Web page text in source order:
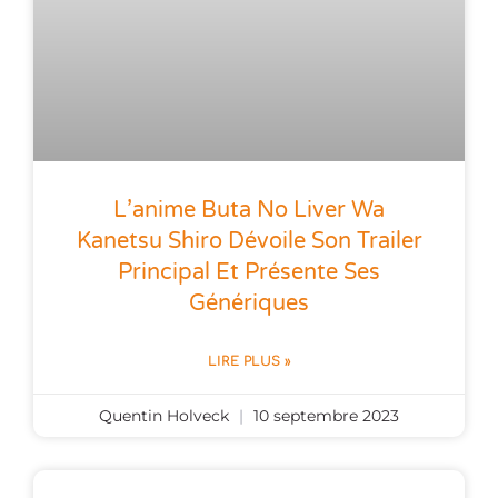
L’anime Buta No Liver Wa
Kanetsu Shiro Dévoile Son Trailer
Principal Et Présente Ses
Génériques
LIRE PLUS »
Quentin Holveck 10 septembre 2023